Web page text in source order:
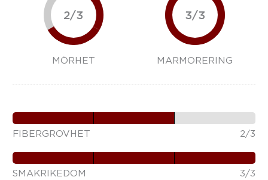
2/3
MÖRHET
3/3
MARMORERING
FIBERGROVHET 2/3
SMAKRIKEDOM 3/3